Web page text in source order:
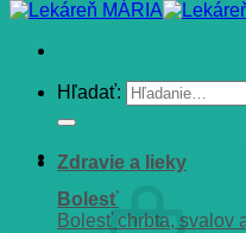
Hľadať:
Zdravie a lieky
Bolesť
Bolesť chrbta, svalov